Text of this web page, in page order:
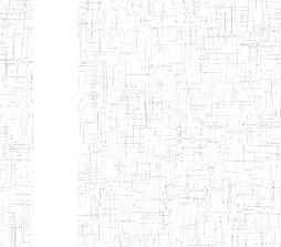
Début Préc. 4
13
Suivant Fin